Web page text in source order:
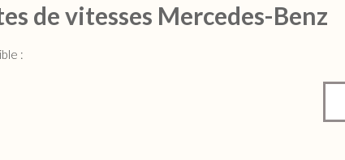
de vitesses Mercedes-Benz
: